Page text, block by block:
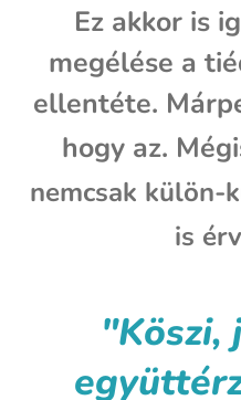
Ez akkor is
megélése a
ellentéte.
hogy az.
nemcsak külön-
is
"Köszi,